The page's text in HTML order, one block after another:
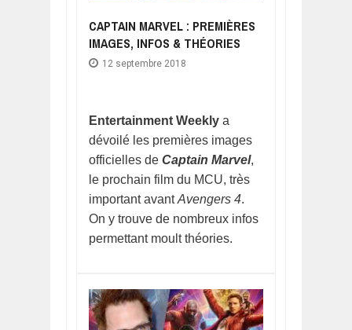
CAPTAIN MARVEL : PREMIÈRES
IMAGES, INFOS & THÉORIES
12 septembre 2018
Entertainment Weekly a
dévoilé les premières images
officielles de Captain Marvel,
le prochain film du MCU, très
important avantAvengers 4.
On y trouve de nombreux infos
permettant moult théories.